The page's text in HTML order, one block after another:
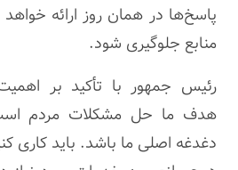
پاسخ‌ها در همان روز ارائه
منابع جلوگیری شود.
رئیس جمهور با تأکید بر
هدف ما حل مشکلات مردم
دغدغه اصلی ما باشد. باید کاری